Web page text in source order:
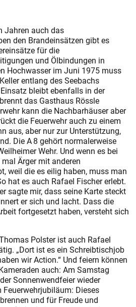
Jahren auch das
den Brandeinsätzen gibt es
für die
und Ölbindungen in
Hochwasser im Juni 1975 muss
entlang des Seebachs
bleibt ebenfalls in der
das Gasthaus Rössle
kann die Nachbarhäuser aber
die Feuerwehr auch zu einem
aus, aber nur zur Unterstützung,
Die A 8 gehört normalerweise
Wehr. Und wenn es bei
Ärger mit anderen
weil die es eilig haben, muss man
hat es auch Rafael Fischer erlebt.
sagte mir, dass seine Karte steckt
er sich und lacht. Dass die
fortgesetzt haben, versteht sich
Polster ist auch Rafael
„Dort ist es ein Schreibtischjob
wir Action.“ Und feiern können
auch: Am Samstag
Sonnenwendfeier wieder
Feuerwehrjubiläum: Dieses
und für Freude und